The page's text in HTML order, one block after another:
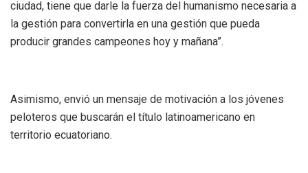
ciudad, tiene que darle la fuerza del humanismo necesaria a
la gestión para convertirla en una gestión que pueda
producir grandes campeones hoy y mañana”.
‎Asimismo, envió un mensaje de motivación a los jóvenes
peloteros que buscarán el título latinoamericano en
territorio ecuatoriano.